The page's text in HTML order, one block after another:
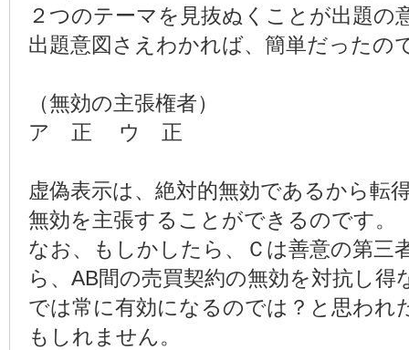
２つのテーマを見抜ぬくことが出題の
出題意図さえわかれば、簡単だったの
（無効の主張権者）
ア 正 ウ 正
虚偽表示は、絶対的無効であるから転
無効を主張することができるのです。
なお、もしかしたら、Ｃは善意の第三
ら、AB間の売買契約の無効を対抗し得
では常に有効になるのでは？と思われ
もしれません。